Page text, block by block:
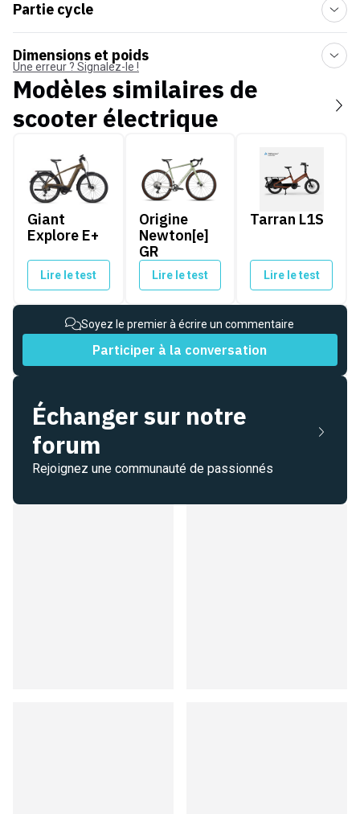
Partie cycle
Dimensions et poids
Une erreur ? Signalez-le !
Modèles similaires de
scooter électrique
Giant Explore E+
Giant
Explore E+
Lire le test
Origine Newton[e] GR
Origine
Newton[e]
GR
Lire le test
Tarran L1S
Tarran L1S
Lire le test
Soyez le premier à écrire un commentaire
Participer à la conversation
Échanger sur notre
forum
Rejoignez une communauté de passionnés